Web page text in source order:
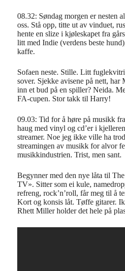
08.32: Søndag morgen er nesten
oss. Stå opp, titte ut av vinduet,
hente en slize i kjøleskapet fra
litt med Indie (verdens beste
kaffe.
Sofaen neste. Stille. Litt
sover. Sjekke avisene på nett, har
inn et bud på en spiller? Neida.
FA-cupen. Stor takk til Harry!
09.03: Tid for å høre på musikk
haug med vinyl og cd’er i
streamer. Noe jeg ikke ville ha
streamingen av musikk for alvor
musikkindustrien. Trist, men sant.
Begynner med den nye låta til
TV». Sitter som ei kule,
refreng, rock’n’roll, får meg til å
Kort og konsis låt. Tøffe gitarer.
Rhett Miller holder det hele på